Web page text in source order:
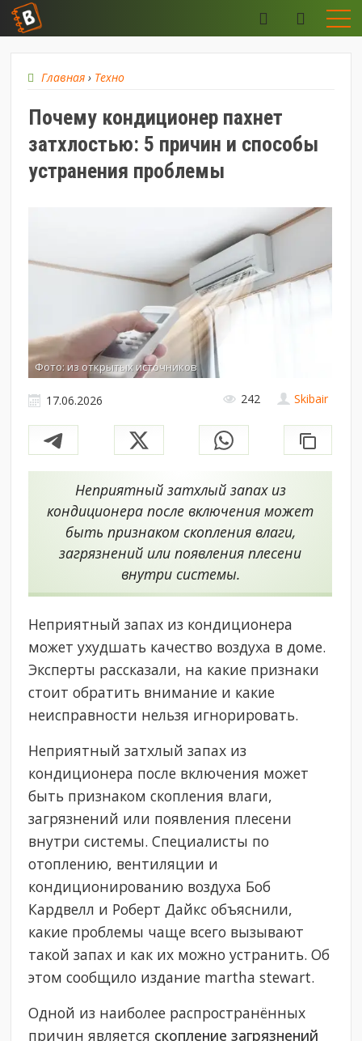
Главная › Техно
Почему кондиционер пахнет
затхлостью: 5 причин и способы
устранения проблемы
Фото: из открытых источников
Skibair
17.06.2026 242
Неприятный затхлый запах из
кондиционера после включения может
быть признаком скопления влаги,
загрязнений или появления плесени
внутри системы.
Неприятный запах из кондиционера
может ухудшать качество воздуха в доме.
Эксперты рассказали, на какие признаки
стоит обратить внимание и какие
неисправности нельзя игнорировать.
Неприятный затхлый запах из
кондиционера после включения может
быть признаком скопления влаги,
загрязнений или появления плесени
внутри системы. Специалисты по
отоплению, вентиляции и
кондиционированию воздуха Боб
Кардвелл и Роберт Дайкс объяснили,
какие проблемы чаще всего вызывают
такой запах и как их можно устранить. Об
этом сообщило издание martha stewart.
Одной из наиболее распространённых
причин является скопление загрязнений